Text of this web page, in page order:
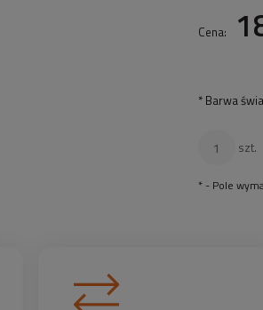
Cena:
* Barwa
szt.
* - Pole